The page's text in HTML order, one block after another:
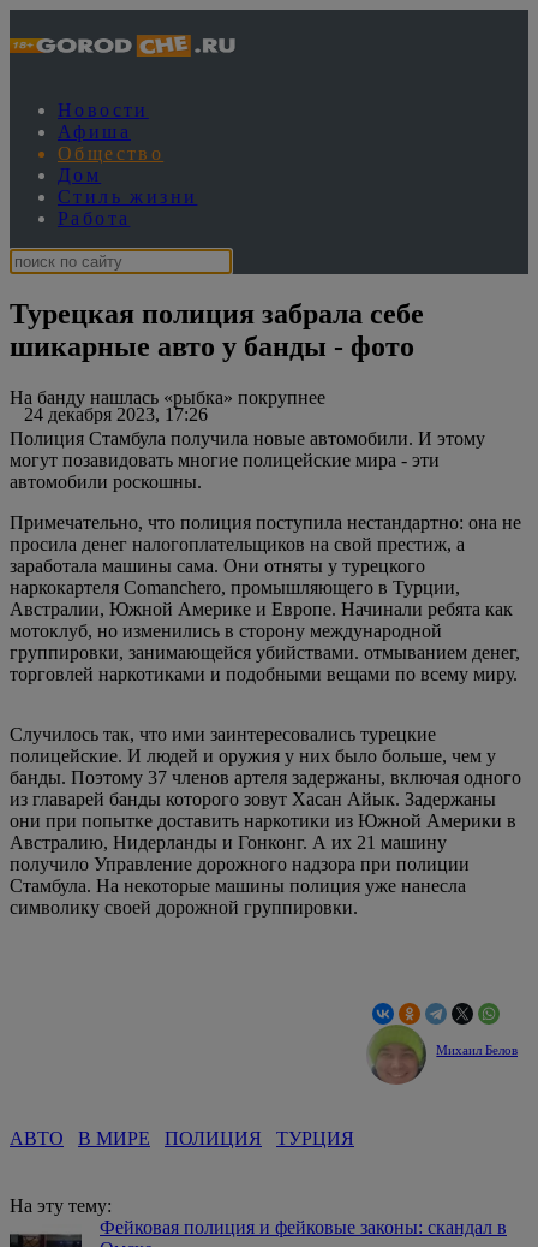
Новости
Афиша
Общество
Дом
Стиль жизни
Работа
Турецкая полиция забрала себе
шикарные авто у банды - фото
24 декабря 2023, 17:26
На банду нашлась «рыбка» покрупнее
Полиция Стамбула получила новые автомобили. И этому
могут позавидовать многие полицейские мира - эти
автомобили роскошны.
Примечательно, что полиция поступила нестандартно: она не
просила денег налогоплательщиков на свой престиж, а
заработала машины сама. Они отняты у турецкого
наркокартеля Comanchero, промышляющего в Турции,
Австралии, Южной Америке и Европе. Начинали ребята как
мотоклуб, но изменились в сторону международной
группировки, занимающейся убийствами. отмыванием денег,
торговлей наркотиками и подобными вещами по всему миру.
Случилось так, что ими заинтересовались турецкие
полицейские. И людей и оружия у них было больше, чем у
банды. Поэтому 37 членов артеля задержаны, включая одного
из главарей банды которого зовут Хасан Айык. Задержаны
они при попытке доставить наркотики из Южной Америки в
Австралию, Нидерланды и Гонконг. А их 21 машину
получило Управление дорожного надзора при полиции
Стамбула. На некоторые машины полиция уже нанесла
символику своей дорожной группировки.
Михаил Белов
АВТО В МИРЕ ПОЛИЦИЯ ТУРЦИЯ
На эту тему:
Фейковая полиция и фейковые законы: скандал в